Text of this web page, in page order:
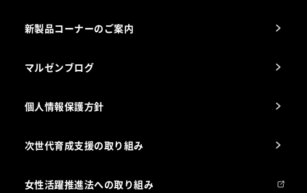
新製品コーナーのご案内
マルゼンブログ
個人情報保護方針
次世代育成支援の取り組み
女性活躍推進法への取り組み